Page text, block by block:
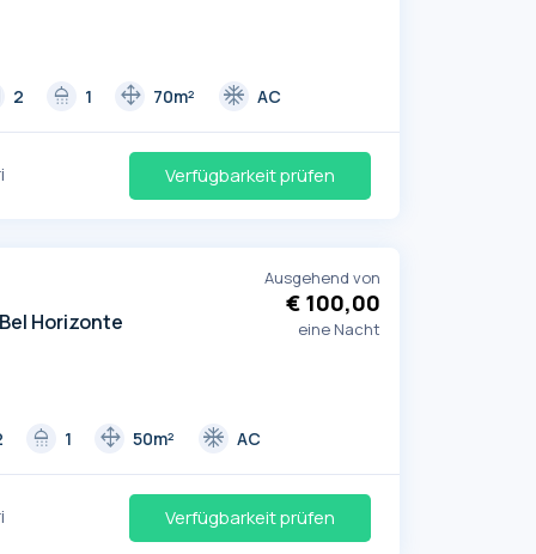
2 shower 1 drag_pan 70m² ac_unit AC
Verfügbarkeit prüfen
Horizonte
Ausgehend von
€ 100,00
eine Nacht
shower 1 drag_pan 50m² ac_unit AC
Verfügbarkeit prüfen